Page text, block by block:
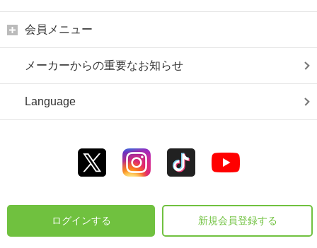
会員メニュー
メーカーからの重要なお知らせ
Language
ログインする 新規会員登録する